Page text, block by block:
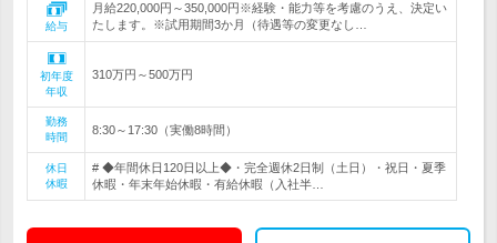
給与
月給220,000円～350,000円※経験・能力等を考慮のうえ、決定い
たします。※試用期間3か月（待遇等の変更なし…
初年度
年収
310万円～500万円
勤務
時間
8:30～17:30（実働8時間）
休日
休暇
# ◆年間休日120日以上◆・完全週休2日制（土日）・祝日・夏季
休暇・年末年始休暇・有給休暇（入社半…